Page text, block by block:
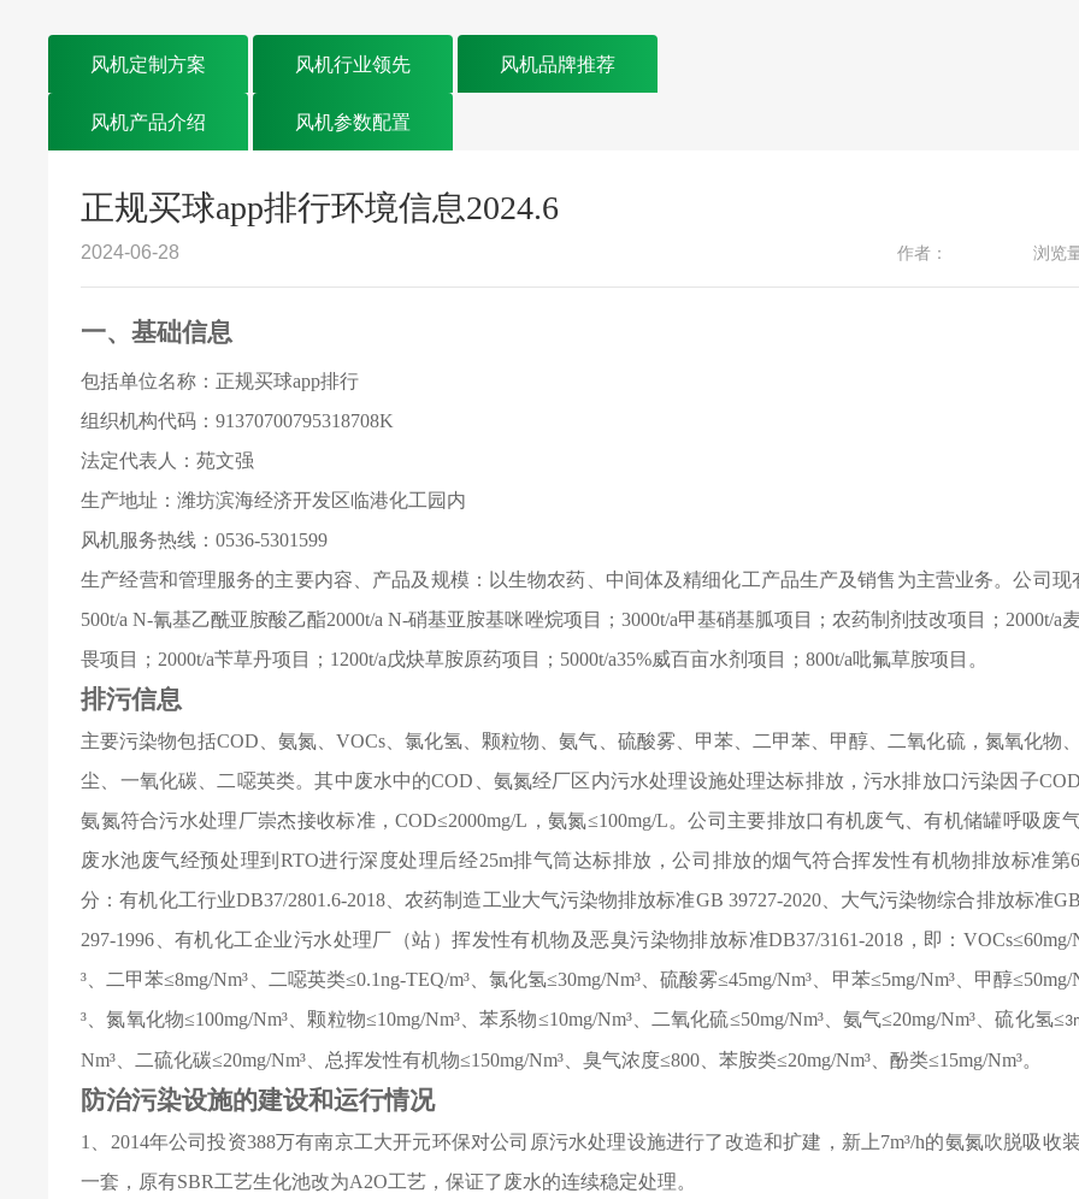
风机定制方案 风机行业领先 风机品牌推荐
风机产品介绍 风机参数配置
正规买球app排行环境信息2024.6
2024-06-28 作者： 浏览
一、基础信息
包括单位名称：正规买球app排行
组织机构代码：91370700795318708K
法定代表人：苑文强
生产地址：潍坊滨海经济开发区临港化工园内
风机服务热线：0536-5301599
生产经营和管理服务的主要内容、产品及规模：以生物农药、中间体及精细化工产品生产及销售为主营业务。公司现
500t/a N-氰基乙酰亚胺酸乙酯2000t/a N-硝基亚胺基咪唑烷项目；3000t/a甲基硝基胍项目；农药制剂技改项目；2000t/a
畏项目；2000t/a苄草丹项目；1200t/a戊炔草胺原药项目；5000t/a35%威百亩水剂项目；800t/a吡氟草胺项目。
排污信息
主要污染物包括COD、氨氮、VOCs、氯化氢、颗粒物、氨气、硫酸雾、甲苯、二甲苯、甲醇、二氧化硫，氮氧化物
尘、一氧化碳、二噁英类。其中废水中的COD、氨氮经厂区内污水处理设施处理达标排放，污水排放口污染因子COD
氨氮符合污水处理厂崇杰接收标准，COD≤2000mg/L，氨氮≤100mg/L。公司主要排放口有机废气、有机储罐呼吸废气
废水池废气经预处理到RTO进行深度处理后经25m排气筒达标排放，公司排放的烟气符合挥发性有机物排放标准第
分：有机化工行业DB37/2801.6-2018、农药制造工业大气污染物排放标准GB 39727-2020、大气污染物综合排放标准
297-1996、有机化工企业污水处理厂（站）挥发性有机物及恶臭污染物排放标准DB37/3161-2018 ，即：VOCs≤60mg/
³、二甲苯≤8mg/Nm³、二噁英类≤0.1ng-TEQ/m³、氯化氢≤30mg/Nm³、硫酸雾≤45mg/Nm³、甲苯≤5mg/Nm³、甲醇≤50mg/
³、氮氧化物≤100mg/Nm³、颗粒物≤10mg/Nm³、苯系物≤10mg/Nm³、二氧化硫≤50mg/Nm³、氨气≤20mg/Nm³、硫化氢≤
Nm³、 二硫化碳≤20mg/Nm³、 总挥发性有机物≤150mg/Nm³、臭气浓度≤800、苯胺类≤20mg/Nm³、酚类≤15mg/Nm³。
防治污染设施的建设和运行情况
1
、2014年公司投资388万有南京工大开元环保对公司原污水处理设施进行了改造和扩建，新上7m³/h的氨氮吹脱吸收
一套，原有SBR工艺生化池改为A2O工艺，保证了废水的连续稳定处理。